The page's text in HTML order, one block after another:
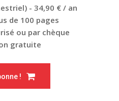
- 34,90 € / an
de 100 pages
ou par chèque
gratuite
!